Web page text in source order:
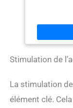
dérivés
digestion
sains
artificiels,
grande
Stimulation de
La stimulation de
élément clé.